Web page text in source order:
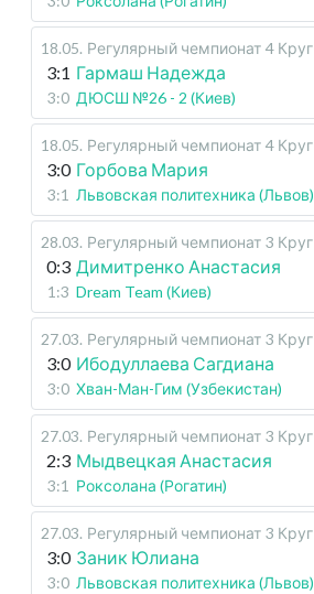
18.05. Регулярный чемпионат 4 Круг
3:1 Гармаш Надежда
3:0 ДЮСШ №26 - 2 (Киев)
18.05. Регулярный чемпионат 4 Круг
3:0 Горбова Мария
3:1 Львовская политехника (Львов)
28.03. Регулярный чемпионат 3 Круг
0:3 Димитренко Анастасия
1:3 Dream Team (Киев)
27.03. Регулярный чемпионат 3 Круг
3:0 Ибодуллаева Сагдиана
3:0 Хван-Ман-Гим (Узбекистан)
27.03. Регулярный чемпионат 3 Круг
2:3 Мыдвецкая Анастасия
3:1 Роксолана (Рогатин)
27.03. Регулярный чемпионат 3 Круг
3:0 Заник Юлиана
3:0 Львовская политехника (Львов)